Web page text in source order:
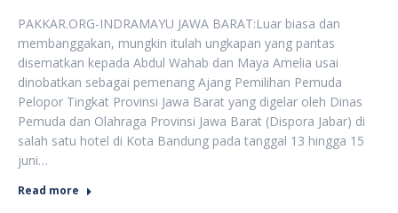
PAKKAR.ORG-INDRAMAYU JAWA BARAT:Luar biasa dan
membanggakan, mungkin itulah ungkapan yang pantas
disematkan kepada Abdul Wahab dan Maya Amelia usai
dinobatkan sebagai pemenang Ajang Pemilihan Pemuda
Pelopor Tingkat Provinsi Jawa Barat yang digelar oleh Dinas
Pemuda dan Olahraga Provinsi Jawa Barat (Dispora Jabar) di
salah satu hotel di Kota Bandung pada tanggal 13 hingga 15
juni…
Read more